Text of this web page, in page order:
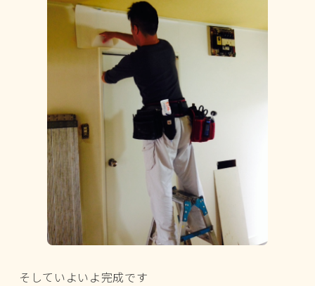
そしていよいよ完成です